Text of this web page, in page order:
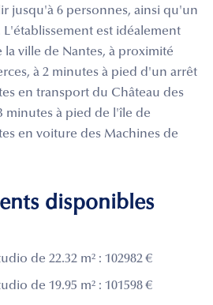
jusqu'à 6 personnes, ainsi qu'un
est idéalement
ville de Nantes, à proximité
à 2 minutes à pied d'un arrêt
en transport du Château des
minutes à pied de l'île de
en voiture des Machines de
disponibles
de 22.32 m² : 102982 €
de 19.95 m² : 101598 €